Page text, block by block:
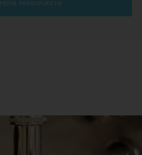
PEDIR PRESUPUESTO